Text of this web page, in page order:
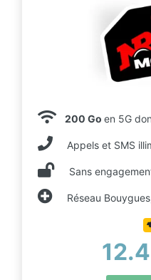
200 Go en 5G
Appels et SMS
Sans
Réseau